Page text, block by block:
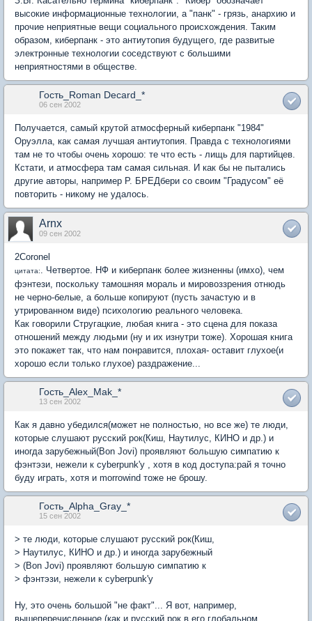
высокие информационные технологии, а "панк" - грязь, анархию и
прочие неприятные вещи социального происхождения. Таким
образом, киберпанк - это антиутопия будущего, где развитые
электронные технологии соседствуют с большими
неприятностями в обществе.
Гость_Roman Decard_*
06 сен 2002
Получается, самый крутой атмосферный киберпанк "1984"
Оруэлла, как самая лучшая антиутопия. Правда с технологиями
там не то чтобы очень хорошо: те что есть - лищь для партийцев.
Кстати, и атмосфера там самая сильная. И как бы не пытались
другие авторы, например Р. БРЕДбери со своим "Градусом" её
повторить - никому не удалось.
Arnx
09 сен 2002
2Coronel
цитата:
. Четвертое. НФ и киберпанк более жизненны (имхо), чем
фэнтези, поскольку тамошняя мораль и мировоззрения отнюдь
не черно-белые, а больше копируют (пусть зачастую и в
утрированном виде) психологию реального человека.
Как говорили Стругацкие, любая книга - это сцена для показа
отношений между людьми (ну и их изнутри тоже). Хорошая книга
это покажет так, что нам понравится, плохая- оставит глухое(и
хорошо если только глухое) раздражение...
Гость_Alex_Mak_*
13 сен 2002
Как я давно убедился(может не полностью, но все же) те люди,
которые слушают русский рок(Киш, Наутилус, КИНО и др.) и
иногда зарубежный(Bon Jovi) проявляют большую симпатию к
фэнтэзи, нежели к cyberpunk'у , хотя в код доступа:рай я точно
буду играть, хотя и morrowind тоже не брошу.
Гость_Alpha_Gray_*
15 сен 2002
> те люди, которые слушают русский рок(Киш,
> Наутилус, КИНО и др.) и иногда зарубежный
> (Bon Jovi) проявляют большую симпатию к
> фэнтэзи, нежели к cyberpunk'у
Ну, это очень большой "не факт"... Я вот, например,
вышеперечисленное (как и русский рок в его глобальном